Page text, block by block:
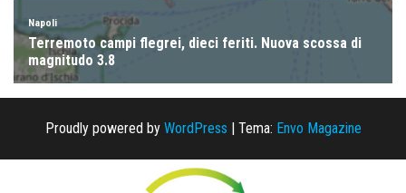
Proudly powered by WordPress | Tema: Envo Magazine